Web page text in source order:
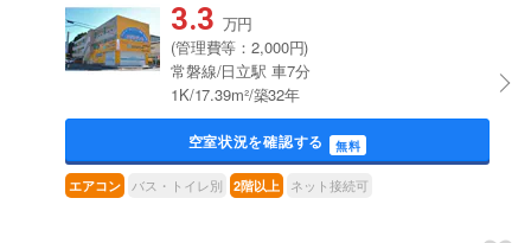
3.3 万円
(管理費等：2,000円)
常磐線/日立駅 車7分
1K/17.39m²/築32年
空室状況を確認する 無料
エアコン バス・トイレ別 2階以上 ネット接続可